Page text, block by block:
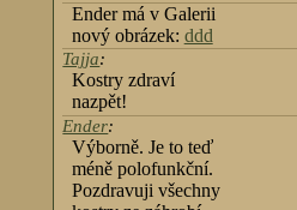
Ender má v Galerii
nový obrázek: ddd
Tajja:
Kostry zdraví
nazpět!
Ender:
Výborně. Je to teď
méně polofunkční.
Pozdravuji všechny